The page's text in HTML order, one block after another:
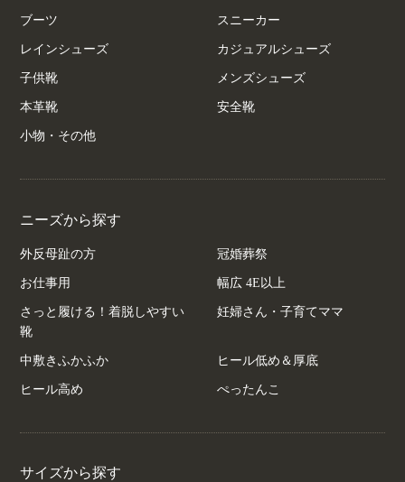
ブーツ スニーカー
レインシューズ カジュアルシューズ
子供靴 メンズシューズ
本革靴 安全靴
小物・その他
ニーズから探す
外反母趾の方 冠婚葬祭
お仕事用 幅広 4E以上
さっと履ける！着脱しやすい
靴
妊婦さん・子育てママ
中敷きふかふか ヒール低め＆厚底
ヒール高め ぺったんこ
サイズから探す